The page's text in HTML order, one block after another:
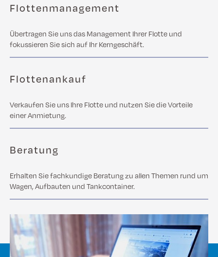
Flottenmanagement
Übertragen Sie uns das Management Ihrer Flotte und
fokussieren Sie sich auf Ihr Kerngeschäft.
Flottenankauf
Verkaufen Sie uns Ihre Flotte und nutzen Sie die Vorteile
einer Anmietung.
Beratung
Erhalten Sie fachkundige Beratung zu allen Themen rund um
Wagen, Aufbauten und Tankcontainer.